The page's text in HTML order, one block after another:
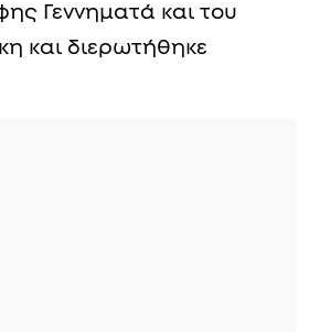
Γεννηματά και του
και διερωτήθηκε